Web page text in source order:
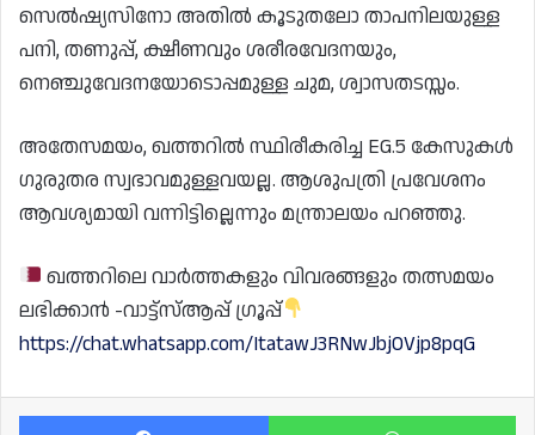
സെൽഷ്യസിനോ അതിൽ കൂടുതലോ താപനിലയുള്ള
പനി, തണുപ്പ്, ക്ഷീണവും ശരീരവേദനയും,
നെഞ്ചുവേദനയോടൊപ്പമുള്ള ചുമ, ശ്വാസതടസ്സം.
അതേസമയം, ഖത്തറിൽ സ്ഥിരീകരിച്ച EG.5 കേസുകൾ
ഗുരുതര സ്വഭാവമുള്ളവയല്ല. ആശുപത്രി പ്രവേശനം
ആവശ്യമായി വന്നിട്ടില്ലെന്നും മന്ത്രാലയം പറഞ്ഞു.
ഖത്തറിലെ വാർത്തകളും വിവരങ്ങളും തത്സമയം
ലഭിക്കാൻ -വാട്ട്സ്ആപ്പ് ഗ്രൂപ്പ്
https://chat.whatsapp.com/ItatawJ3RNwJbjOVjp8pqG
Facebook